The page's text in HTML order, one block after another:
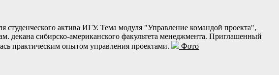
актива ИГУ. Тема модуля "Управление командой проекта",
декана сибирско-американского факультета менеджмента. Приглашенный
практическим опытом управления проектами.
Фото